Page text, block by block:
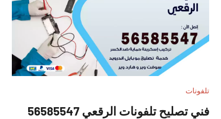
تلفونات
فني تصليح تلفونات الرقعي 56585547